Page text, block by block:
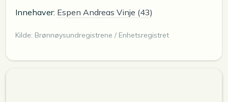
Innehaver: Espen Andreas Vinje (43)
Kilde: Brønnøysundregistrene / Enhetsregistret